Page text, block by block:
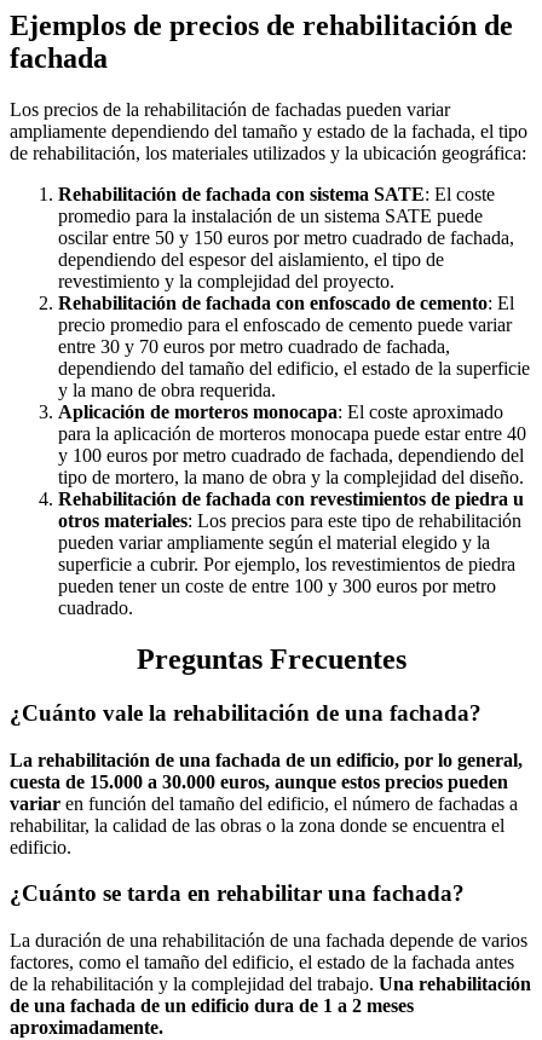
Ejemplos de precios de rehabilitación de
fachada
Los precios de la rehabilitación de fachadas pueden variar
ampliamente dependiendo del tamaño y estado de la fachada, el tipo
de rehabilitación, los materiales utilizados y la ubicación geográfica:
Rehabilitación de fachada con sistema SATE: El coste
promedio para la instalación de un sistema SATE puede
oscilar entre 50 y 150 euros por metro cuadrado de fachada,
dependiendo del espesor del aislamiento, el tipo de
revestimiento y la complejidad del proyecto.
Rehabilitación de fachada con enfoscado de cemento: El
precio promedio para el enfoscado de cemento puede variar
entre 30 y 70 euros por metro cuadrado de fachada,
dependiendo del tamaño del edificio, el estado de la superficie
y la mano de obra requerida.
Aplicación de morteros monocapa: El coste aproximado
para la aplicación de morteros monocapa puede estar entre 40
y 100 euros por metro cuadrado de fachada, dependiendo del
tipo de mortero, la mano de obra y la complejidad del diseño.
Rehabilitación de fachada con revestimientos de piedra u
otros materiales: Los precios para este tipo de rehabilitación
pueden variar ampliamente según el material elegido y la
superficie a cubrir. Por ejemplo, los revestimientos de piedra
pueden tener un coste de entre 100 y 300 euros por metro
cuadrado.
Preguntas Frecuentes
¿Cuánto vale la rehabilitación de una fachada?
La rehabilitación de una fachada de un edificio, por lo general,
cuesta de 15.000 a 30.000 euros, aunque estos precios pueden
variar en función del tamaño del edificio, el número de fachadas a
rehabilitar, la calidad de las obras o la zona donde se encuentra el
edificio.
¿Cuánto se tarda en rehabilitar una fachada?
La duración de una rehabilitación de una fachada depende de varios
factores, como el tamaño del edificio, el estado de la fachada antes
de la rehabilitación y la complejidad del trabajo. Una rehabilitación
de una fachada de un edificio dura de 1 a 2 meses
aproximadamente.